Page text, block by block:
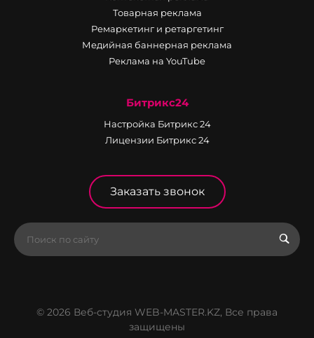
Товарная реклама
Ремаркетинг и ретаргетинг
Медийная баннерная реклама
Реклама на YouTube
Битрикс24
Настройка Битрикс 24
Лицензии Битрикс 24
Заказать звонок
© 2026 Веб-студия WEB-MASTER.KZ, Все права
защищены